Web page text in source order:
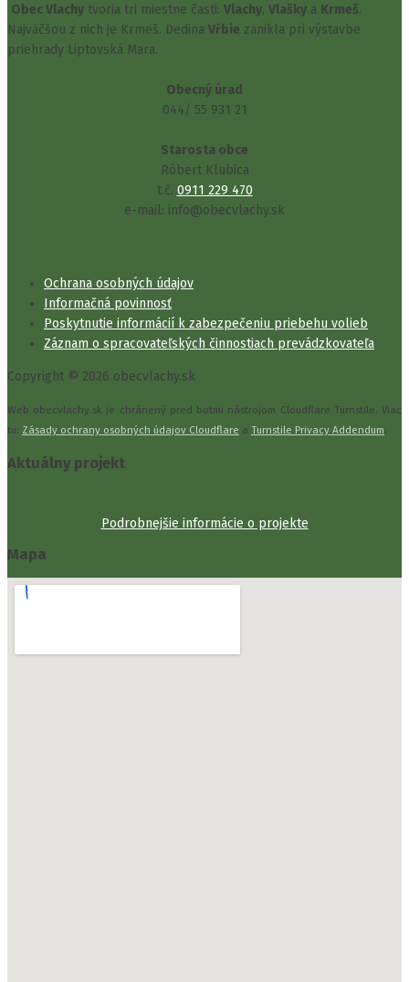
Obec Vlachy tvoria tri miestne časti: Vlachy, Vlašky a Krmeš.
Najväčšou z nich je Krmeš. Dedina Vŕbie zanikla pri výstavbe
priehrady Liptovská Mara.
Obecný úrad
044/ 55 931 21
Starosta obce
Róbert Klubica
t.č. 0911 229 470
e-mail: info@obecvlachy.sk
Ochrana osobných údajov
Informačná povinnosť
Poskytnutie informácií k zabezpečeniu priebehu volieb
Záznam o spracovateľských činnostiach prevádzkovateľa
Copyright © 2026 obecvlachy.sk
Web obecvlachy.sk je chránený pred botmi nástrojom Cloudflare Turnstile. Viac
tu: Zásady ochrany osobných údajov Cloudflare a Turnstile Privacy Addendum.
Aktuálny projekt
Podrobnejšie informácie o projekte
Mapa